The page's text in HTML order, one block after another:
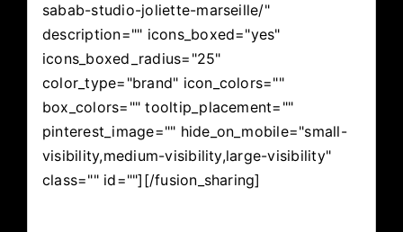
sabab-studio-joliette-marseille/"
description="" icons_boxed="yes"
icons_boxed_radius="25"
color_type="brand" icon_colors=""
box_colors="" tooltip_placement=""
pinterest_image="" hide_on_mobile="small-
visibility,medium-visibility,large-visibility"
class="" id=""][/fusion_sharing]